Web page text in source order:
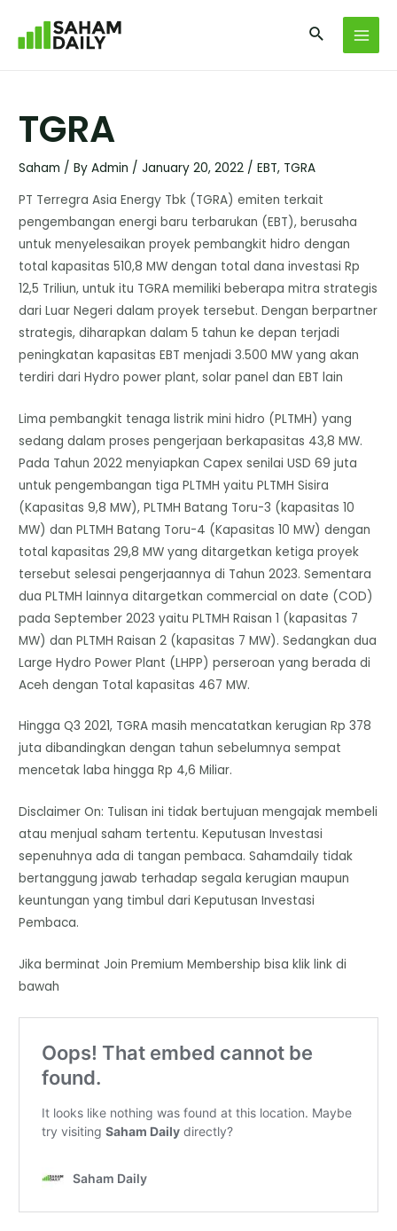
TGRA
Saham / ByAdmin /January 20, 2022 /EBT, TGRA
PT Terregra Asia Energy Tbk (TGRA) emiten terkait
pengembangan energi baru terbarukan (EBT), berusaha
untuk menyelesaikan proyek pembangkit hidro dengan
total kapasitas 510,8 MW dengan total dana investasi Rp
12,5 Triliun, untuk itu TGRA memiliki beberapa mitra strategis
dari Luar Negeri dalam proyek tersebut. Dengan berpartner
strategis, diharapkan dalam 5 tahun ke depan terjadi
peningkatan kapasitas EBT menjadi 3.500 MW yang akan
terdiri dari Hydro power plant, solar panel dan EBT lain
Lima pembangkit tenaga listrik mini hidro (PLTMH) yang
sedang dalam proses pengerjaan berkapasitas 43,8 MW.
Pada Tahun 2022 menyiapkan Capex senilai USD 69 juta
untuk pengembangan tiga PLTMH yaitu PLTMH Sisira
(Kapasitas 9,8 MW), PLTMH Batang Toru-3 (kapasitas 10
MW) dan PLTMH Batang Toru-4 (Kapasitas 10 MW) dengan
total kapasitas 29,8 MW yang ditargetkan ketiga proyek
tersebut selesai pengerjaannya di Tahun 2023. Sementara
dua PLTMH lainnya ditargetkan commercial on date (COD)
pada September 2023 yaitu PLTMH Raisan 1 (kapasitas 7
MW) dan PLTMH Raisan 2 (kapasitas 7 MW). Sedangkan dua
Large Hydro Power Plant (LHPP) perseroan yang berada di
Aceh dengan Total kapasitas 467 MW.
Hingga Q3 2021, TGRA masih mencatatkan kerugian Rp 378
juta dibandingkan dengan tahun sebelumnya sempat
mencetak laba hingga Rp 4,6 Miliar.
Disclaimer On: Tulisan ini tidak bertujuan mengajak membeli
atau menjual saham tertentu. Keputusan Investasi
sepenuhnya ada di tangan pembaca. Sahamdaily tidak
bertanggung jawab terhadap segala kerugian maupun
keuntungan yang timbul dari Keputusan Investasi
Pembaca.
Jika berminat Join Premium Membership bisa klik link di
bawah